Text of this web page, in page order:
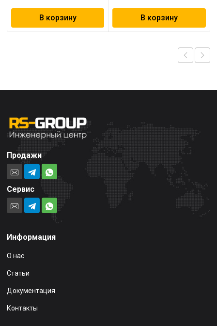
В корзину В корзину
Продажи
Сервис
Информация
О нас
Статьи
Документация
Контакты